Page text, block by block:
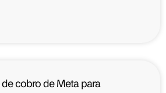
cobro de Meta para